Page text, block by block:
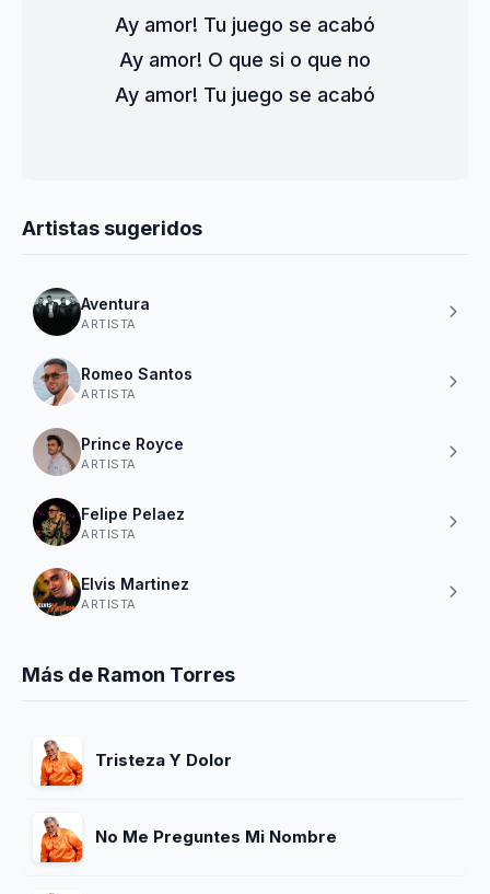
Ay amor! Tu juego se acabó
Ay amor! O que si o que no
Ay amor! Tu juego se acabó
Artistas sugeridos
Aventura
ARTISTA
Romeo Santos
ARTISTA
Prince Royce
ARTISTA
Felipe Pelaez
ARTISTA
Elvis Martinez
ARTISTA
Más de Ramon Torres
Tristeza Y Dolor
No Me Preguntes Mi Nombre